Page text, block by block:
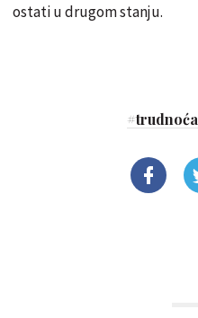
ostati u drugom stanju.
#trudnoća